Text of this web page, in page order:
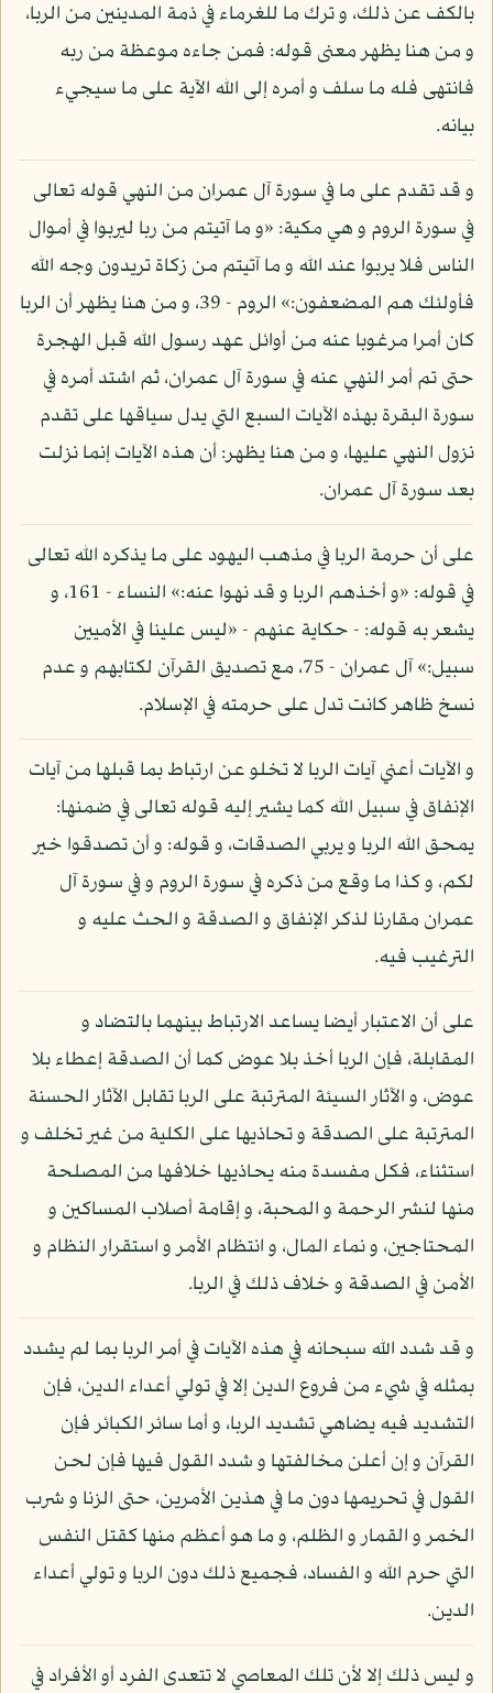
بالكف عن ذلك، و ترك ما للغرماء في ذمة المدينين من الربا،
و من هنا يظهر معنى قوله: فمن جاءه موعظة من ربه
فانتهى فله ما سلف و أمره إلى الله الآية على ما سيجيء
بيانه.
و قد تقدم على ما في سورة آل عمران من النهي قوله تعالى
في سورة الروم و هي مكية: «و ما آتيتم من ربا ليربوا في أموال
الناس فلا يربوا عند الله و ما آتيتم من زكاة تريدون وجه الله
فأولئك هم المضعفون:» الروم - 39، و من هنا يظهر أن الربا
كان أمرا مرغوبا عنه من أوائل عهد رسول الله قبل الهجرة
حتى تم أمر النهي عنه في سورة آل عمران، ثم اشتد أمره في
سورة البقرة بهذه الآيات السبع التي يدل سياقها على تقدم
نزول النهي عليها، و من هنا يظهر: أن هذه الآيات إنما نزلت
بعد سورة آل عمران.
على أن حرمة الربا في مذهب اليهود على ما يذكره الله تعالى
في قوله: «و أخذهم الربا و قد نهوا عنه:» النساء - 161، و
يشعر به قوله: - حكاية عنهم - «ليس علينا في الأميين
سبيل:» آل عمران - 75، مع تصديق القرآن لكتابهم و عدم
نسخ ظاهر كانت تدل على حرمته في الإسلام.
و الآيات أعني آيات الربا لا تخلو عن ارتباط بما قبلها من آيات
الإنفاق في سبيل الله كما يشير إليه قوله تعالى في ضمنها:
يمحق الله الربا و يربي الصدقات، و قوله: و أن تصدقوا خير
لكم، و كذا ما وقع من ذكره في سورة الروم و في سورة آل
عمران مقارنا لذكر الإنفاق و الصدقة و الحث عليه و
الترغيب فيه.
على أن الاعتبار أيضا يساعد الارتباط بينهما بالتضاد و
المقابلة، فإن الربا أخذ بلا عوض كما أن الصدقة إعطاء بلا
عوض، و الآثار السيئة المترتبة على الربا تقابل الآثار الحسنة
المترتبة على الصدقة و تحاذيها على الكلية من غير تخلف و
استثناء، فكل مفسدة منه يحاذيها خلافها من المصلحة
منها لنشر الرحمة و المحبة، و إقامة أصلاب المساكين و
المحتاجين، و نماء المال، و انتظام الأمر و استقرار النظام و
الأمن في الصدقة و خلاف ذلك في الربا.
و قد شدد الله سبحانه في هذه الآيات في أمر الربا بما لم يشدد
بمثله في شيء من فروع الدين إلا في تولي أعداء الدين، فإن
التشديد فيه يضاهي تشديد الربا، و أما سائر الكبائر فإن
القرآن و إن أعلن مخالفتها و شدد القول فيها فإن لحن
القول في تحريمها دون ما في هذين الأمرين، حتى الزنا و شرب
الخمر و القمار و الظلم، و ما هو أعظم منها كقتل النفس
التي حرم الله و الفساد، فجميع ذلك دون الربا و تولي أعداء
الدين.
و ليس ذلك إلا لأن تلك المعاصي لا تتعدى الفرد أو الأفراد في